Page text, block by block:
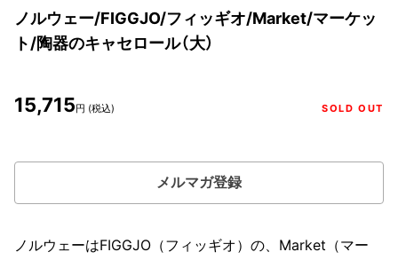
ノルウェー/FIGGJO/フィッギオ/Market/マーケッ
ト/陶器のキャセロール（大）
15,715円 (税込) SOLD OUT
メルマガ登録
ノルウェーはFIGGJO（フィッギオ）の、Market（マー